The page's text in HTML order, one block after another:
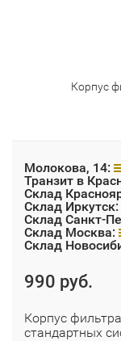
Корпус
Молокова, 14:
Транзит в
Склад
Склад Иркутск:
Склад Санкт-
Склад Москва:
Склад
990 руб.
Корпус
стандартных